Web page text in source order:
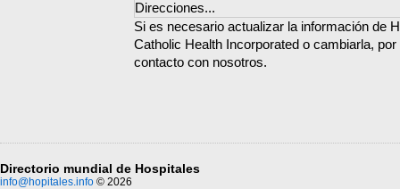
Direcciones...
Si es necesario actualizar la información de
Catholic Health Incorporated o cambiarla,
contacto con nosotros.
Directorio mundial de Hospitales
info@hopitales.info © 2026